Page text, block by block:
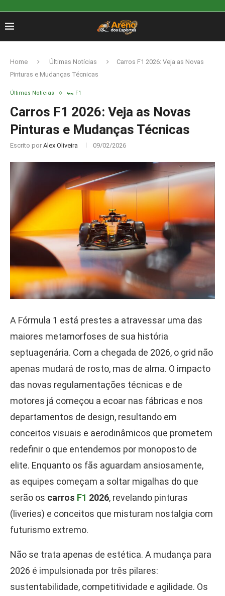
Home Últimas Notícias
Carros F1 2026: Veja as Novas
Pinturas e Mudanças Técnicas
Últimas Notícias 🏎️ F1
Carros F1 2026: Veja as Novas
Pinturas e Mudanças Técnicas
Escrito por Alex Oliveira 09/02/2026
A Fórmula 1 está prestes a atravessar uma das
maiores metamorfoses de sua história
septuagenária. Com a chegada de 2026, o grid não
apenas mudará de rosto, mas de alma. O impacto
das novas regulamentações técnicas e de
motores já começou a ecoar nas fábricas e nos
departamentos de design, resultando em
conceitos visuais e aerodinâmicos que prometem
redefinir o que entendemos por monoposto de
elite. Enquanto os fãs aguardam ansiosamente,
as equipes começam a soltar migalhas do que
serão os carros F1 2026, revelando pinturas
(liveries) e conceitos que misturam nostalgia com
futurismo extremo.
Não se trata apenas de estética. A mudança para
2026 é impulsionada por três pilares:
sustentabilidade, competitividade e agilidade. Os